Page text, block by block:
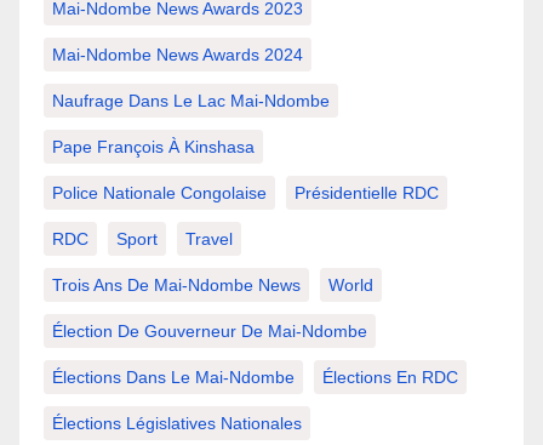
Mai-Ndombe News Awards 2023
Mai-Ndombe News Awards 2024
Naufrage Dans Le Lac Mai-Ndombe
Pape François À Kinshasa
Police Nationale Congolaise Présidentielle RDC
RDC Sport Travel
Trois Ans De Mai-Ndombe News World
Élection De Gouverneur De Mai-Ndombe
Élections Dans Le Mai-Ndombe Élections En RDC
Élections Législatives Nationales